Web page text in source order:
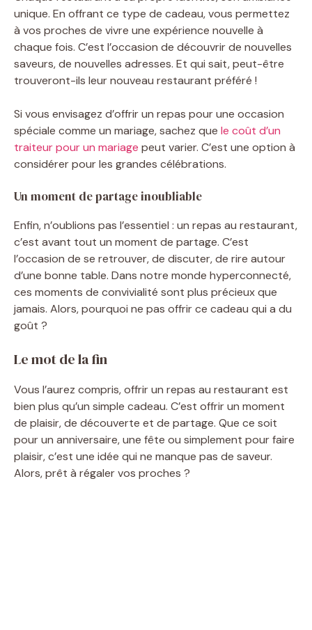
unique. En offrant ce type de cadeau, vous permettez
à vos proches de vivre une expérience nouvelle à
chaque fois. C’est l’occasion de découvrir de nouvelles
saveurs, de nouvelles adresses. Et qui sait, peut-être
trouveront-ils leur nouveau restaurant préféré !
Si vous envisagez d’offrir un repas pour une occasion
spéciale comme un mariage, sachez que le coût d’un
traiteur pour un mariage peut varier. C’est une option à
considérer pour les grandes célébrations.
Un moment de partage inoubliable
Enfin, n’oublions pas l’essentiel : un repas au restaurant,
c’est avant tout un moment de partage. C’est
l’occasion de se retrouver, de discuter, de rire autour
d’une bonne table. Dans notre monde hyperconnecté,
ces moments de convivialité sont plus précieux que
jamais. Alors, pourquoi ne pas offrir ce cadeau qui a du
goût ?
Le mot de la fin
Vous l’aurez compris, offrir un repas au restaurant est
bien plus qu’un simple cadeau. C’est offrir un moment
de plaisir, de découverte et de partage. Que ce soit
pour un anniversaire, une fête ou simplement pour faire
plaisir, c’est une idée qui ne manque pas de saveur.
Alors, prêt à régaler vos proches ?